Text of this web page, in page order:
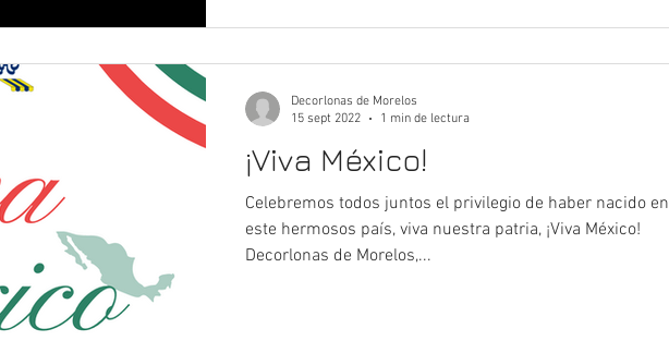
¡Viva México!
Celebremos todos juntos el privilegio de haber nacido en
este hermosos país, viva nuestra patria, ¡Viva México!
Decorlonas de Morelos,...
Decorlonas de Morelos
15 sept 2022
1 min de lectura